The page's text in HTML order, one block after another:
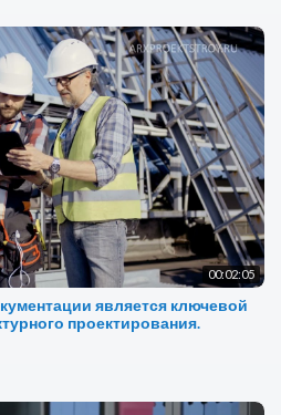
00:02:05
является ключевой
проектирования.